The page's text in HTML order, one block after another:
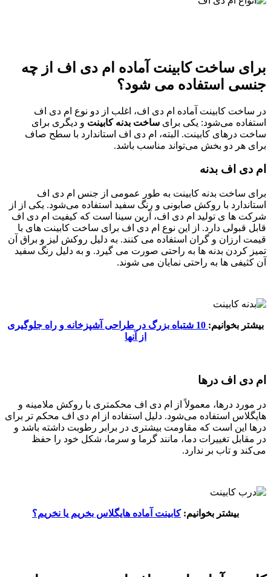
برای ساخت کابینت آماده ام دی اف از چه
جنسی استفاده می شود؟
در ساخت کابینت آماده ام دی اف، اغلب از دو نوع ام دی اف
استفاده می‌شود: یکی برای ساخت بدنه کابینت و دیگری برای
ساخت درهای کابینت. البته، ام دی اف استاندارد با سطح صاف
برای هر دو بخش می‌تواند مناسب باشد.
ام دی اف بدنه
برای ساخت بدنه کابینت به طور عمومی از جنس ام دی اف
استاندارد با روکش صابونی و رنگ سفید استفاده می‌شود. یکی از از
شرکت‌ ها ی تولید ام دی اف، آرین سینا است که کیفیت ام دی اف
قابل قبولی دارد. از این نوع ام دی اف برای ساخت کابینت‌ های با
قیمت ارزان و گران استفاده می کنند. به دلیل روکش لیز و براق آن
تمیز کردن بدنه ها به راحتی صورت می گیرد. و به دلیل رنگ سفید
آن کثیفی‌ ها به راحتی نمایان می شوند.
بیشتر بخوانیم:
10 شتباه بزرگ در طراحی آشپزخانه و راه جلوگیری
از آنها
ام دی اف درها
در مورد درها، معمولاً از ام دی اف محکمتری با روکش ملامینه و
هایگلاس استفاده می‌شود. دلیل استفاده از ام دی اف محکم‌ تر برای
درها این است که مقاومت بیشتری در برابر رطوبت داشته باشد و
در مقابل تغییرات دما، مانند گرما و سرما، شکل خود را حفظ
می‌کند و تاب بر ندارد.
بیشتر بخوانیم:کابینت آماده هایگلاس بخریم یا نخریم؟